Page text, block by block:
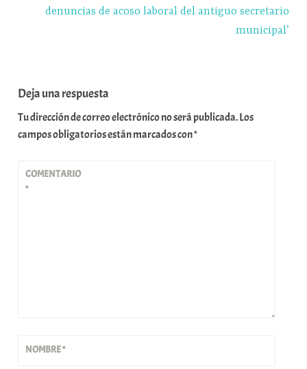
denuncias de acoso laboral del antiguo secretario
municipal’
Deja una respuesta
Tu dirección de correo electrónico no será publicada.Los
campos obligatorios están marcados con*
COMENTARIO
*
NOMBRE*